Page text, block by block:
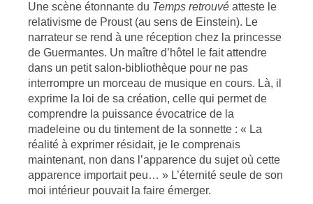
Une scène étonnante du Temps retrouvé atteste le
relativisme de Proust (au sens de Einstein). Le
narrateur se rend à une réception chez la princesse
de Guermantes. Un maître d’hôtel le fait attendre
dans un petit salon-bibliothèque pour ne pas
interrompre un morceau de musique en cours. Là, il
exprime la loi de sa création, celle qui permet de
comprendre la puissance évocatrice de la
madeleine ou du tintement de la sonnette : « La
réalité à exprimer résidait, je le comprenais
maintenant, non dans l’apparence du sujet où cette
apparence importait peu… » L’éternité seule de son
moi intérieur pouvait la faire émerger.